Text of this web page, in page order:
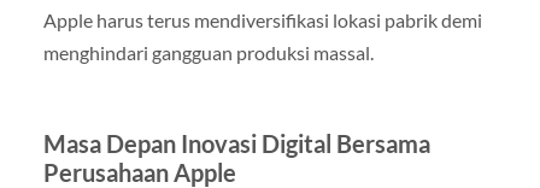
Apple harus terus mendiversifikasi lokasi pabrik demi
menghindari gangguan produksi massal.
Masa Depan Inovasi Digital Bersama
Perusahaan Apple